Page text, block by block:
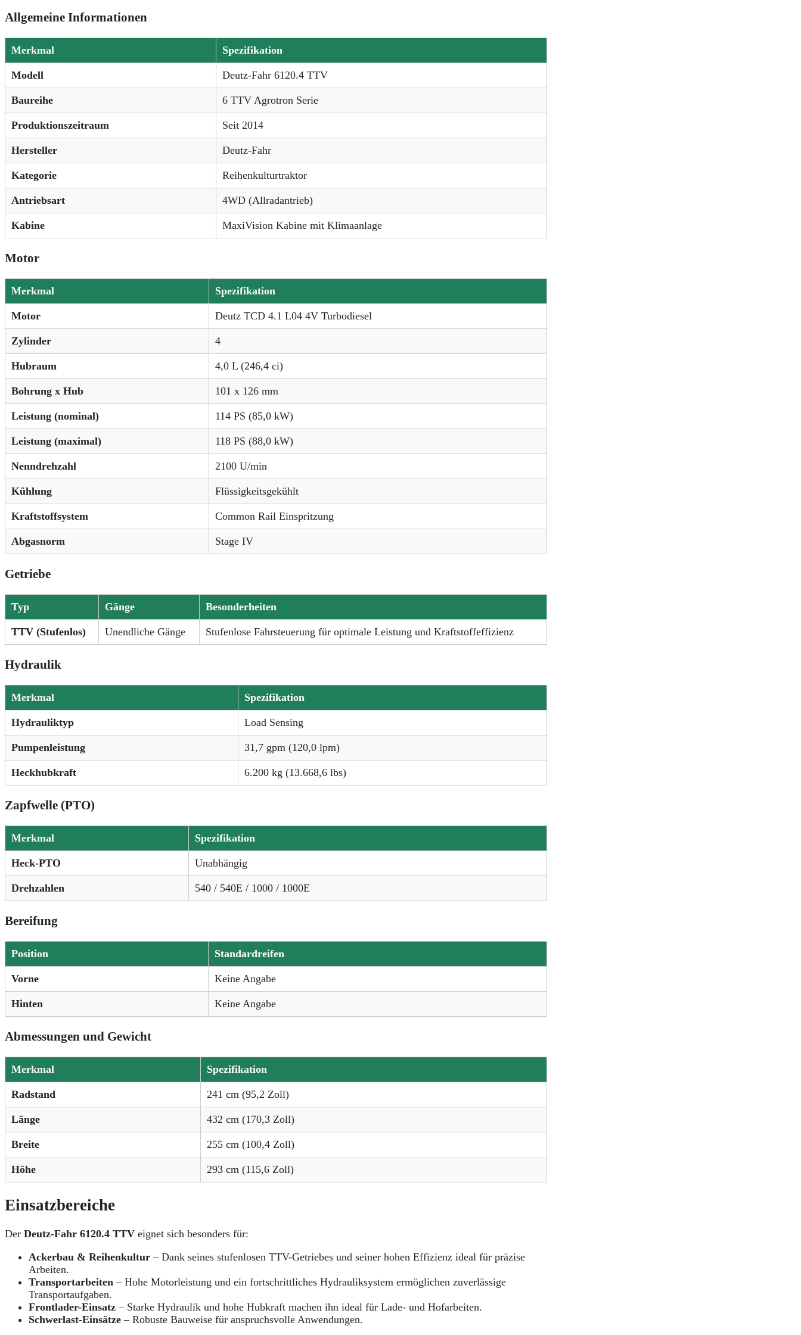
Allgemeine Informationen
Merkmal Spezifikation
Modell Deutz-Fahr 6120.4 TTV
Baureihe 6 TTV Agrotron Serie
Produktionszeitraum Seit 2014
Hersteller Deutz-Fahr
Kategorie Reihenkulturtraktor
Antriebsart 4WD (Allradantrieb)
Kabine MaxiVision Kabine mit Klimaanlage
Motor
Merkmal Spezifikation
Motor Deutz TCD 4.1 L04 4V Turbodiesel
Zylinder 4
Hubraum 4,0 L (246,4 ci)
Bohrung x Hub 101 x 126 mm
Leistung (nominal) 114 PS (85,0 kW)
Leistung (maximal) 118 PS (88,0 kW)
Nenndrehzahl 2100 U/min
Kühlung Flüssigkeitsgekühlt
Kraftstoffsystem Common Rail Einspritzung
Abgasnorm Stage IV
Getriebe
Typ Gänge Besonderheiten
TTV (Stufenlos) Unendliche Gänge Stufenlose Fahrsteuerung für optimale Leistung und Kraftstoffeffizienz
Hydraulik
Merkmal Spezifikation
Hydrauliktyp Load Sensing
Pumpenleistung 31,7 gpm (120,0 lpm)
Heckhubkraft 6.200 kg (13.668,6 lbs)
Zapfwelle (PTO)
Merkmal Spezifikation
Heck-PTO Unabhängig
Drehzahlen 540 / 540E / 1000 / 1000E
Bereifung
Position Standardreifen
Vorne Keine Angabe
Hinten Keine Angabe
Abmessungen und Gewicht
Merkmal Spezifikation
Radstand 241 cm (95,2 Zoll)
Länge 432 cm (170,3 Zoll)
Breite 255 cm (100,4 Zoll)
Höhe 293 cm (115,6 Zoll)
Einsatzbereiche
Der Deutz-Fahr 6120.4 TTV eignet sich besonders für:
Ackerbau & Reihenkultur – Dank seines stufenlosen TTV-Getriebes und seiner hohen Effizienz ideal für präzise
Arbeiten.
Transportarbeiten – Hohe Motorleistung und ein fortschrittliches Hydrauliksystem ermöglichen zuverlässige
Transportaufgaben.
Frontlader-Einsatz – Starke Hydraulik und hohe Hubkraft machen ihn ideal für Lade- und Hofarbeiten.
Schwerlast-Einsätze – Robuste Bauweise für anspruchsvolle Anwendungen.